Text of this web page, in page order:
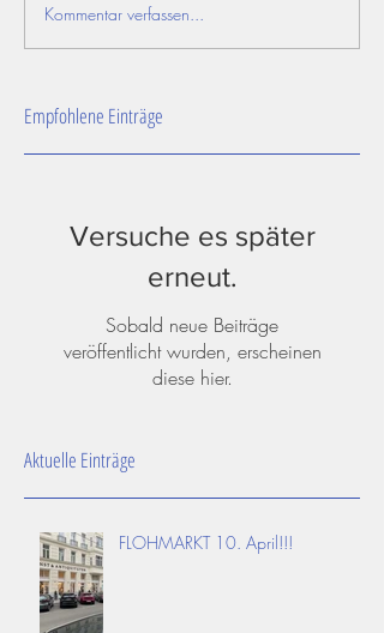
Kommentar verfassen...
Empfohlene Einträge
Versuche es später
erneut.
Sobald neue Beiträge
veröffentlicht wurden, erscheinen
diese hier.
Aktuelle Einträge
FLOHMARKT 10. April!!!